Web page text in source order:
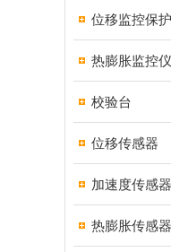
位移监控保
热膨胀监控仪
校验台
位移传感器
加速度传感器
热膨胀传感器